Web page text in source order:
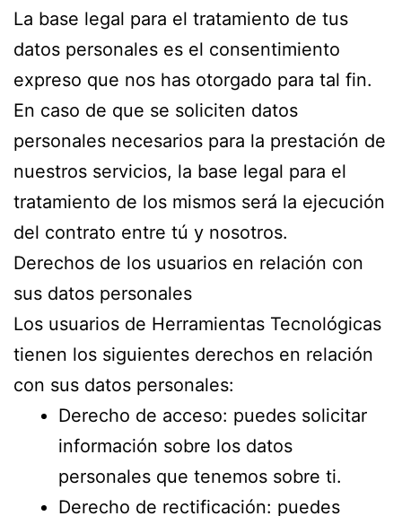
La base legal para el tratamiento de tus
datos personales es el consentimiento
expreso que nos has otorgado para tal fin.
En caso de que se soliciten datos
personales necesarios para la prestación de
nuestros servicios, la base legal para el
tratamiento de los mismos será la ejecución
del contrato entre tú y nosotros.
Derechos de los usuarios en relación con
sus datos personales
Los usuarios de Herramientas Tecnológicas
tienen los siguientes derechos en relación
con sus datos personales:
Derecho de acceso: puedes solicitar
información sobre los datos
personales que tenemos sobre ti.
Derecho de rectificación: puedes